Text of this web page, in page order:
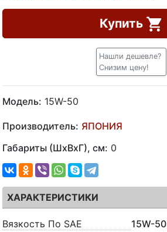
Купить
Нашли дешевле?
Снизим цену!
Модель: 15W-50
Производитель: ЯПОНИЯ
Габариты (ШхВхГ), см: 0
ХАРАКТЕРИСТИКИ
Вязкость По SAE
15W-50